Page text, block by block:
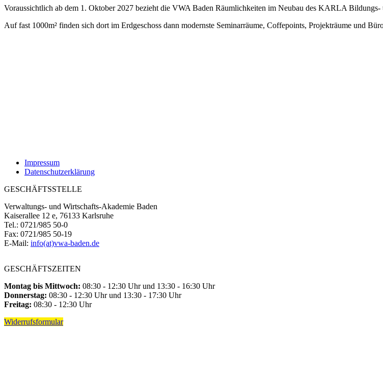
Voraussichtlich ab dem 1. Oktober 2027 bezieht die VWA Baden Räumlichkeiten im Neubau des KARLA
Auf fast 1000m² finden sich dort im Erdgeschoss dann modernste Seminarräume, Coffepoints, Projekträume und
Impressum
Datenschutzerklärung
GESCHÄFTSSTELLE
Verwaltungs- und Wirtschafts-Akademie Baden
Kaiserallee 12 e, 76133 Karlsruhe
Tel.: 0721/985 50-0
Fax: 0721/985 50-19
E-Mail: info(at)vwa-baden.de
GESCHÄFTSZEITEN
Montag bis Mittwoch: 08:30 - 12:30 Uhr und 13:30 - 16:30 Uhr
Donnerstag: 08:30 - 12:30 Uhr und 13:30 - 17:30 Uhr
Freitag: 08:30 - 12:30 Uhr
Widerrufsformular